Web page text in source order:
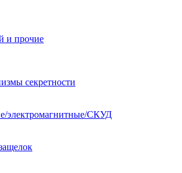
и прочие
секретности
электромагнитные/СКУД